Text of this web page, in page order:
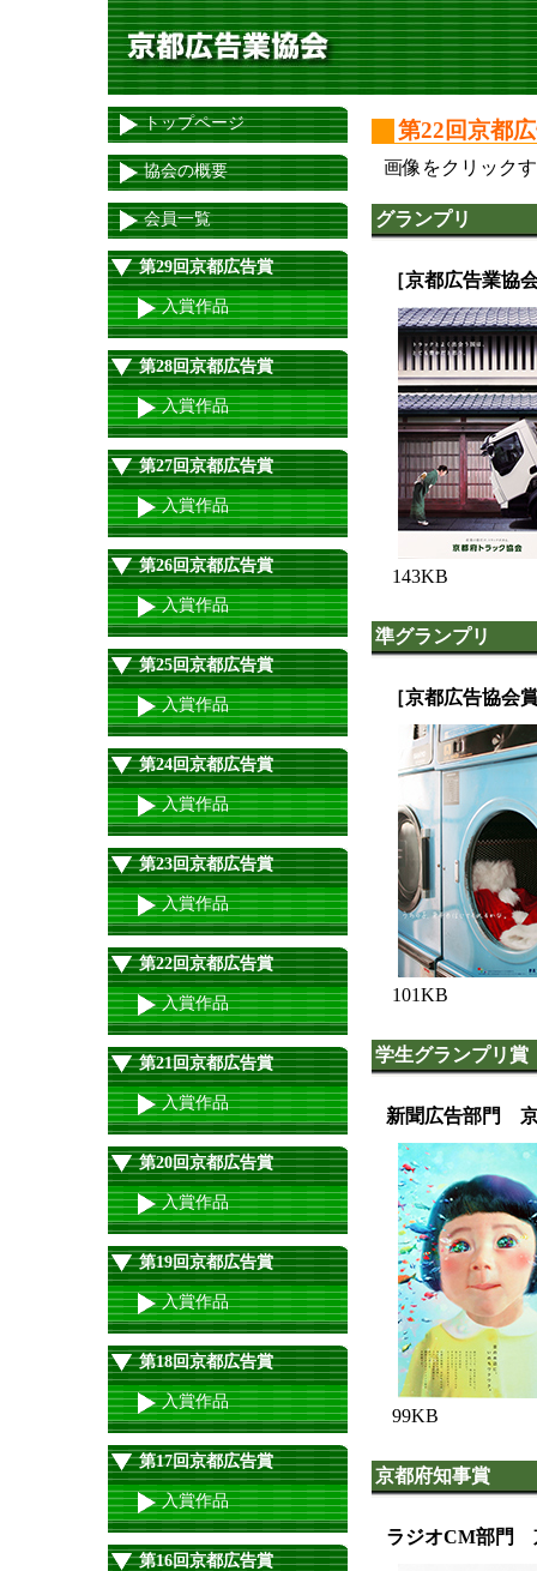
第22回京都
画像をクリック
グランプリ
［京都広告業
143KB
準グランプリ
［京都広告協
101KB
学生グランプリ賞
新聞広告部門
99KB
京都府知事賞
ラジオCM部門
トップページ
協会の概要
会員一覧
第29回京都広告賞
入賞作品
第28回京都広告賞
入賞作品
第27回京都広告賞
入賞作品
第26回京都広告賞
入賞作品
第25回京都広告賞
入賞作品
第24回京都広告賞
入賞作品
第23回京都広告賞
入賞作品
第22回京都広告賞
入賞作品
第21回京都広告賞
入賞作品
第20回京都広告賞
入賞作品
第19回京都広告賞
入賞作品
第18回京都広告賞
入賞作品
第17回京都広告賞
入賞作品
第16回京都広告賞